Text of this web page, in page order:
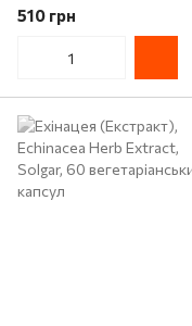
вегетаріанських капсул
510 грн